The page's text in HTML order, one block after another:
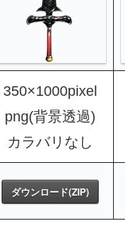
350×1000pixel
png(背景透過)
カラバリなし
ダウンロード(ZIP)